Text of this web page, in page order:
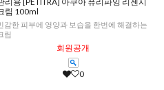
림 100ml
감한 피부에 영양과 보습을 한번에 해결하는
림
회원공개
0